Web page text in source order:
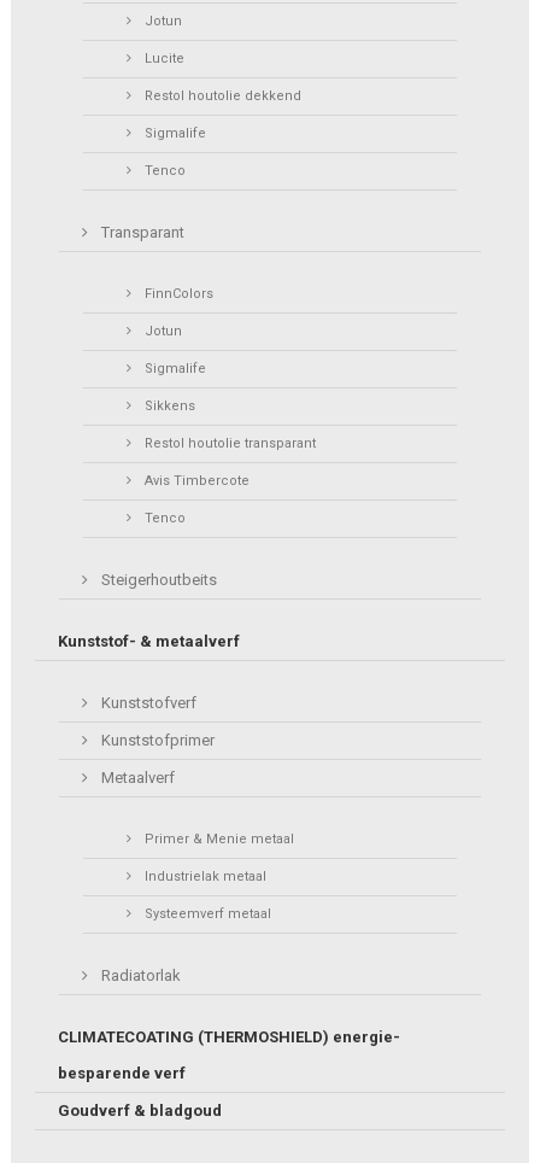
Jotun
Lucite
Restol houtolie dekkend
Sigmalife
Tenco
Transparant
FinnColors
Jotun
Sigmalife
Sikkens
Restol houtolie transparant
Avis Timbercote
Tenco
Steigerhoutbeits
Kunststof- & metaalverf
Kunststofverf
Kunststofprimer
Metaalverf
Primer & Menie metaal
Industrielak metaal
Systeemverf metaal
Radiatorlak
CLIMATECOATING (THERMOSHIELD) energie-
besparende verf
Goudverf & bladgoud